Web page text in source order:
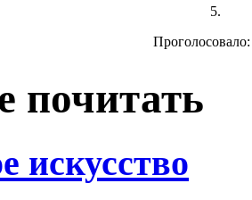
почитать
искусство